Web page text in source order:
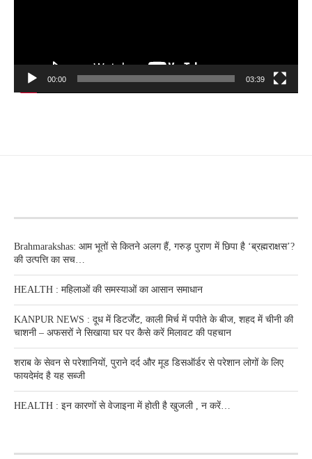
00:00 03:39
Brahmarakshas: आम भूतों से कितने अलग हैं, गरुड़ पुराण में छिपा है ‘ब्रह्मराक्षस’?
की उत्पत्ति का सच…
HEALTH : महिलाओं की समस्‍याओं का आसान समाधान
KANPUR NEWS : दूध में डिटर्जेंट, काली मिर्च में पपीते के बीज, शहद में चीनी की
चाशनी – अफसरों ने सिखाया घर पर कैसे करें मिलावट की पहचान
शराब के सेवन से परेशानियों, पुराने दर्द और मूड डिसऑर्डर से परेशान लोगों के लिए
फायदेमंद है यह सब्जी
HEALTH : इन कारणों से वेजाइना में होती है खुजली , न करें…